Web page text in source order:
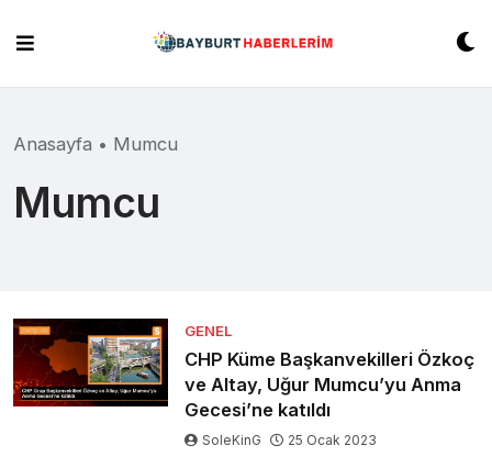
content
Anasayfa • Mumcu
Mumcu
GENEL
CHP Küme Başkanvekilleri Özkoç
ve Altay, Uğur Mumcu’yu Anma
Gecesi’ne katıldı
SoleKinG 25 Ocak 2023